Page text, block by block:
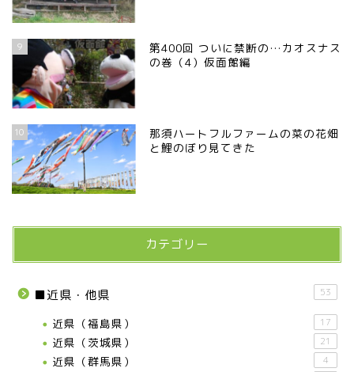
9
第400回 ついに禁断の…カオスナス
の巻（4）仮面館編
10
那須ハートフルファームの菜の花畑
と鯉のぼり見てきた
カテゴリー
■近県・他県 53
近県（福島県） 17
近県（茨城県） 21
近県（群馬県） 4